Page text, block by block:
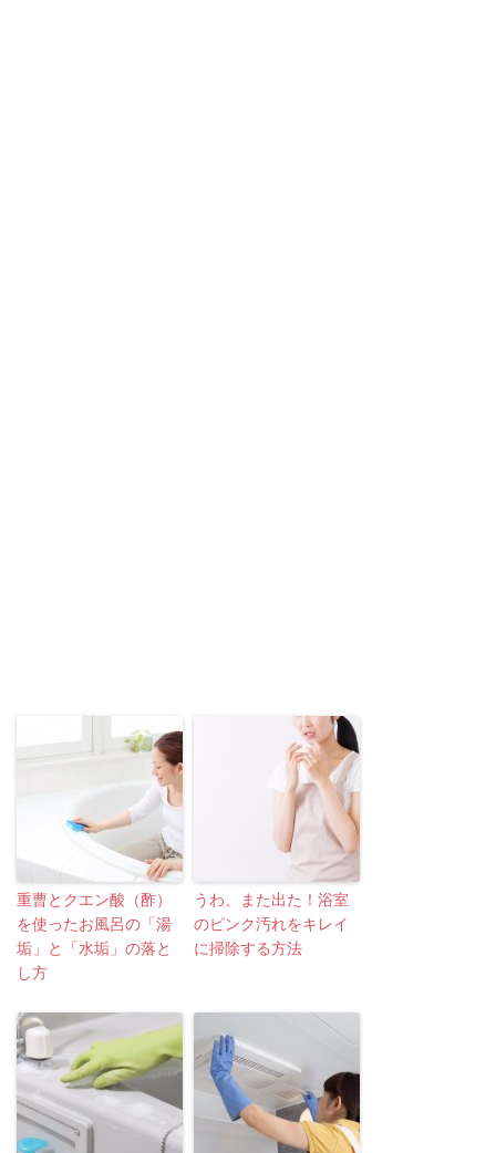
重曹とクエン酸（酢）
を使ったお風呂の「湯
垢」と「水垢」の落と
し方
うわ、また出た！浴室
のピンク汚れをキレイ
に掃除する方法